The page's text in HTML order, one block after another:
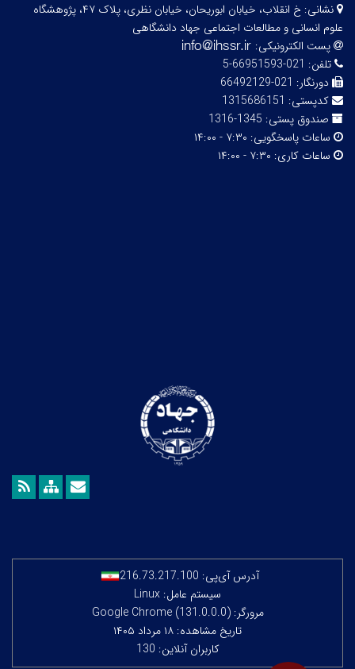
نشانی:
خ انقلاب، خیابان ابوریحان، خیابان نظری، پلاک ۴۷، پژوهشگاه
علوم انسانی و مطالعات اجتماعی جهاد دانشگاهی
پست الکترونیکی:
تلفن: 021-66951593-5
دورنگار: 021-66492129
کدپستی: 1315686151
صندوق پستی: 1345-1316
ساعات پاسخگویی: ۷:۳۰ - ۱۴:۰۰
ساعات کاری: ۷:۳۰ - ۱۴:۰۰
آدرس آی‌پی: 216.73.217.100
سیستم عامل: Linux
مرورگر: Google Chrome (131.0.0.0)
تاریخ مشاهده: ۱۸ مرداد ۱۴۰۵
کاربران آنلاین: 130